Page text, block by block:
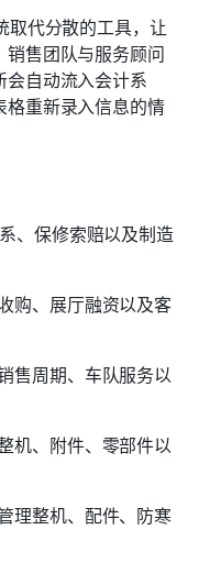
取代分散的工具，让
售团队与服务顾问
自动流入会计系
重新录入信息的情
、保修索赔以及制造
购、展厅融资以及客
售周期、车队服务以
机、附件、零部件以
理整机、配件、防寒